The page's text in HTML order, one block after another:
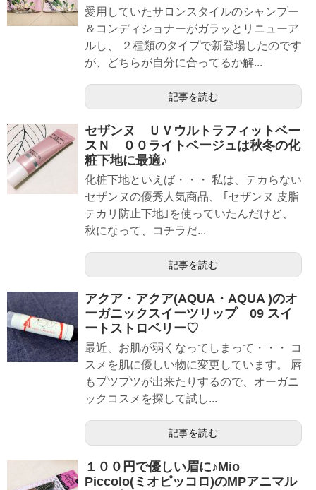
愛用していたサロンスタイルのシャンプー
＆コンディショナーがガラッとリニューア
ルし、 ２種類のタイプで新登場したのです
が、どちらが自分に合ってるか解...
記事を読む
セザンヌ ＵＶウルトラフィットベー
スＮ ００ライトベージュは秋冬の化
粧下地に最適♪
化粧下地といえば・・・ 私は、テカらない
セザンヌの優秀人気商品、 ｢セザンヌ 皮脂
テカリ防止下地｣を使っていたんだけど、
秋になって、コチラだ...
記事を読む
アクア・アクア(AQUA・AQUA )のオ
ーガニックスイーツリップ 09 スイ
ートストロベリー♡
最近、お肌が弱くなってしまって・・・ コ
スメを肌に優しい物に変更しています。 唇
もプツプツが出来たりするので、オーガニ
ックコスメを探して試し...
記事を読む
１００円で優しい眉に♪Mio
Piccolo(ミオピッコロ)のMPアニマル